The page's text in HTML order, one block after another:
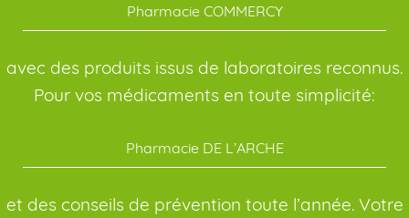
Pharmacie COMMERCY
avec des produits issus de laboratoires reconnus.
Pour vos médicaments en toute simplicité:
Pharmacie DE L’ARCHE
et des conseils de prévention toute l’année. Votre